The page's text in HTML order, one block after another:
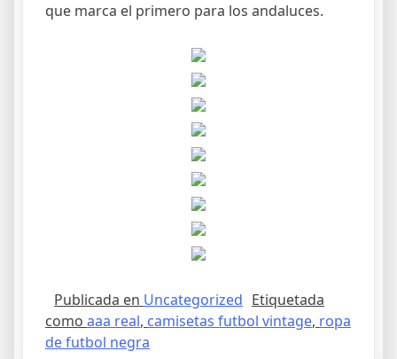
que marca el primero para los andaluces.
Publicada en Uncategorized Etiquetada
como aaa real, camisetas futbol vintage, ropa
de futbol negra